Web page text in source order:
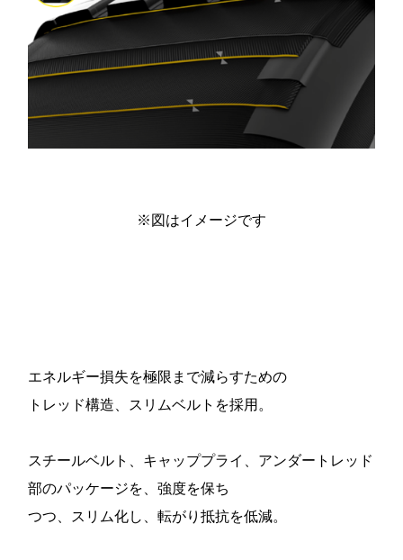
※図はイメージです
エネルギー損失を極限まで減らすための
トレッド構造、スリムベルトを採用。
スチールベルト、キャッププライ、アンダートレッド
部のパッケージを、強度を保ち
つつ、スリム化し、転がり抵抗を低減。